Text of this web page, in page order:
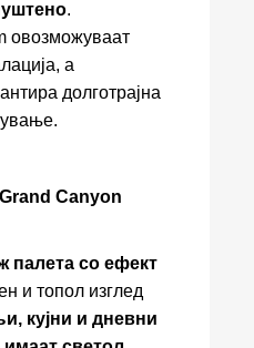
.
овозможуваат
а
долготрајна
Canyon
палета со ефект
и топол изглед
кујни и дневни